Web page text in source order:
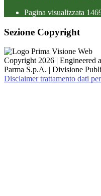
Pagina visualizzata
Sezione Copyright
Copyright 2026 | Engineered
Parma S.p.A. | Divisione
Disclaimer trattamento dati